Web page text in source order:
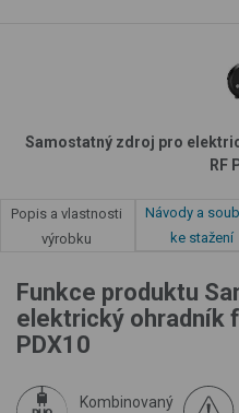
Samostatný zdroj pro
RF
Popis a vlastnosti
výrobku
Návody a
ke stažení
Funkce produktu
elektrický ohradník
PDX10
Kombinovaný